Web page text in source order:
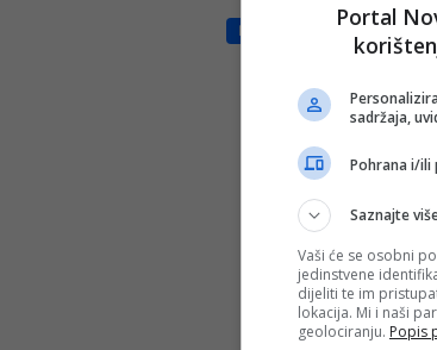
Društvo
probleme
čvrstoću
Pročitaj
Portal
sadržaja,
Pohrana i/ili
Saznajte
Vaši će se osobni
jedinstvene
dijeliti te im
lokacija. Mi i naši
geolociranju. Popis